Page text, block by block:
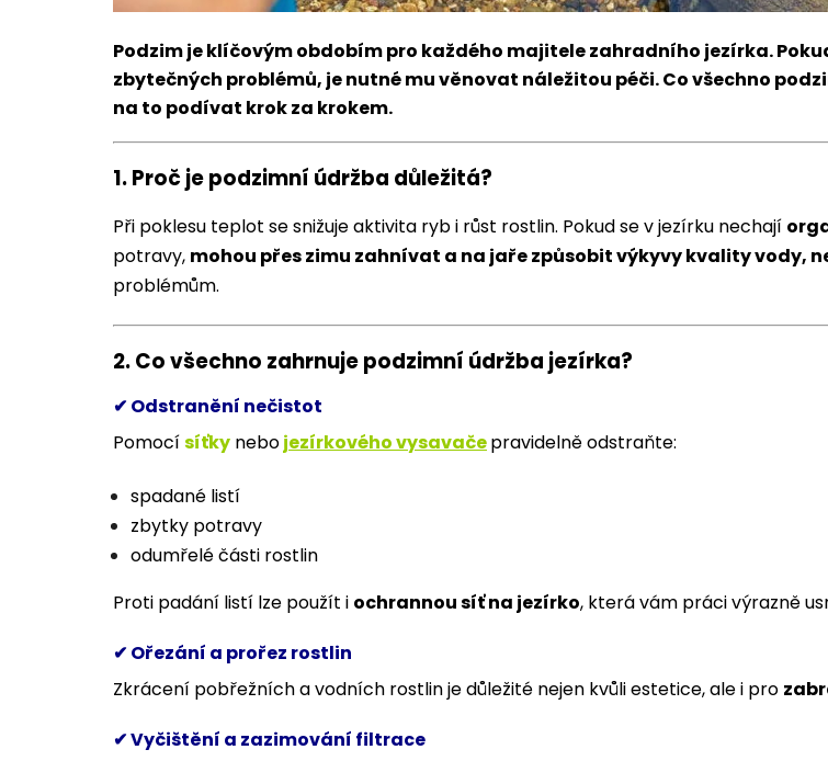
Podzim je klíčovým obdobím pro každého majitele zahradního jezírka.
zbytečných problémů, je nutné mu věnovat náležitou péči.Co všechno
na to podívat krok za krokem.
1.Proč je podzimní údržba důležitá?
Při poklesu teplot se snižuje aktivita ryb i růst rostlin. Pokud se v jezírku nechají
potravy, mohou přes zimu zahnívat a na jaře způsobit výkyvy kvality vody,
problémům.
2.Co všechno zahrnuje podzimní údržba jezírka?
✔ Odstranění nečistot
Pomocísíťky nebojezírkového vysavačepravidelně odstraňte:
spadané listí
zbytky potravy
odumřelé části rostlin
Proti padání listí lze použít i ochrannou síť na jezírko, která vám práci výrazně
✔ Ořezání a prořez rostlin
Zkrácení pobřežních a vodních rostlin je důležité nejen kvůli estetice, ale i pro
✔ Vyčištění a zazimování filtrace